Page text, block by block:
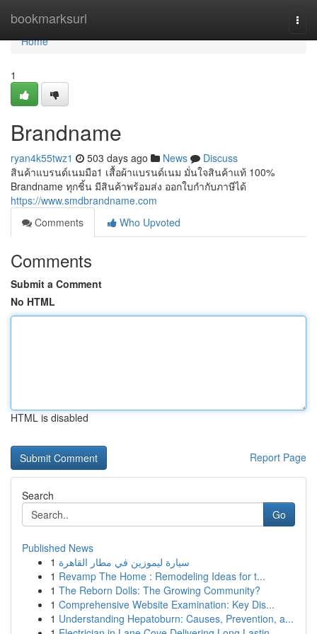
bookmarksurl
Home
Home
1
Brandname
ryan4k55twz1 503 days ago News
Discuss
สินค้าแบรนด์เนมมือ1 เสื้อผ้าแบรนด์เนม มั่นใจสินค้าแท้ 100%
Brandname ทุกชิ้น มีสินค้าพร้อมส่ง ออกใบกำกับภาษีได้
https://www.smdbrandname.com
Comments
Who Upvoted
Comments
Submit a Comment
No HTML
HTML is disabled
Report Page
Search
Go
Published News
1 سيارة ليموزين في مطار القاهرة
1 Revamp The Home : Remodeling Ideas for t...
1 The Reborn Dolls: The Growing Community?
1 Comprehensive Website Examination: Key Dis...
1 Understanding Hepatoburn: Causes, Prevention, a...